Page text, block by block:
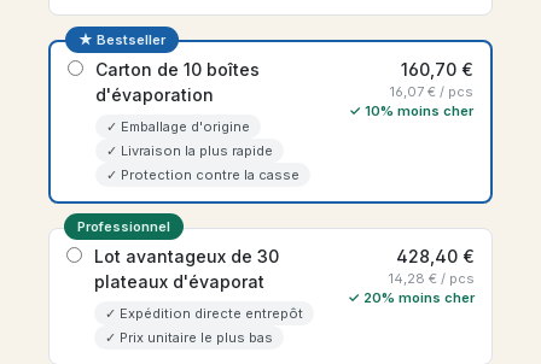
★ Bestseller
Carton de 10 boîtes
d'évaporation
✓ Emballage d'origine
✓ Livraison la plus rapide
✓ Protection contre la casse
160,70 €
16,07 € / pcs
✓ 10% moins cher
Professionnel
Lot avantageux de 30
plateaux d'évaporat
✓ Expédition directe entrepôt
✓ Prix unitaire le plus bas
428,40 €
14,28 € / pcs
✓ 20% moins cher